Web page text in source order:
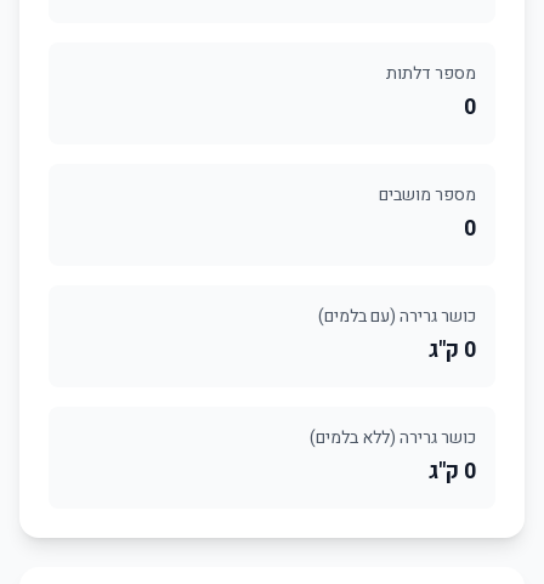
מספר דלתות
0
מספר מושבים
0
כושר גרירה (עם בלמים)
0 ק"ג
כושר גרירה (ללא בלמים)
0 ק"ג